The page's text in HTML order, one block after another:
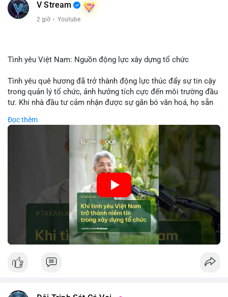
V Stream
2 giờ · Youtube
Tình yêu Việt Nam: Nguồn động lực xây dựng tổ chức
Tình yêu quê hương đã trở thành động lực thúc đẩy sự tin cậy
trong quản lý tổ chức, ảnh hưởng tích cực đến môi trường đầu
tư. Khi nhà đầu tư cảm nhận được sự gắn bó văn hoá, họ sẵn
các công ty blockchain và tiền mã hoá. Sự tăng cường niềm
tin này giúp giảm rủi ro thị trường, cải thiện chi phí vốn và thúc
đẩy sự phát triển bền vững của ngành công nghệ tài chính. Các
nhà quản lý cần khai thác tinh thần này để xây dựng chiến lược
phát triển bền vững và thu hút vốn đầu tư.
🎥 Xem video trực tiếp tại:
Nguồn: VIETSUCCESS
Đọc thêm